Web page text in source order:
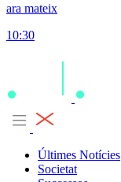
ara mateix
10:30
Últimes Notícies
Societat